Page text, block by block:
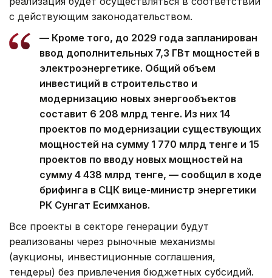
с действующим законодательством.
— Кроме того, до 2029 года запланирован
ввод дополнительных 7,3 ГВт мощностей в
электроэнергетике. Общий объем
инвестиций в строительство и
модернизацию новых энергообъектов
составит 6 208 млрд тенге. Из них 14
проектов по модернизации существующих
мощностей на сумму 1 770 млрд тенге и 15
проектов по вводу новых мощностей на
сумму 4 438 млрд тенге, — сообщил в ходе
брифинга в СЦК вице-министр энергетики
РК Сунгат Есимханов.
Все проекты в секторе генерации будут
реализованы через рыночные механизмы
(аукционы, инвестиционные соглашения,
тендеры) без привлечения бюджетных субсидий.